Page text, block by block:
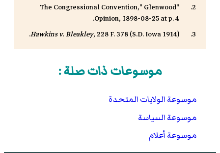
"The Congressional Convention," Glenwood
Opinion, 1898-08-25 at p. 4.
Hawkins v. Bleakley, 228 F. 378 (S.D. Iowa 1914).
موسوعات ذات صلة :
موسوعة الولايات المتحدة
موسوعة السياسة
موسوعة أعلام